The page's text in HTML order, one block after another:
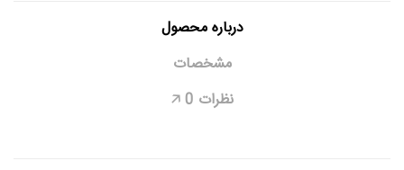
درباره محصول
مشخصات
نظرات 0
🡥